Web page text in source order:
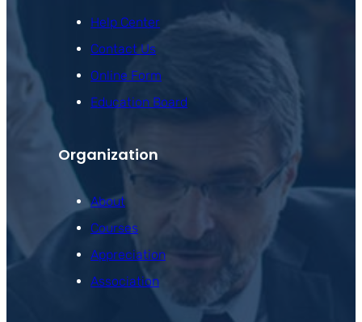
Help Center
Contact Us
Online Form
Education Board
Organization
About
Courses
Appreciation
Association